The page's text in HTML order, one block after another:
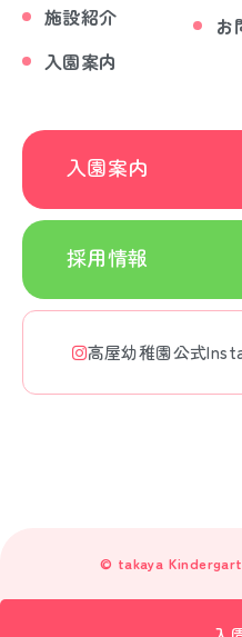
施設紹介
入園案内
お
入園案内
採用情報
高屋幼稚園公式
© takaya